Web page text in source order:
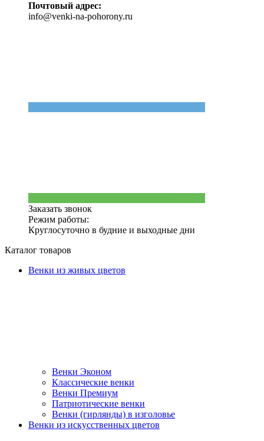
Почтовый адрес:
info@venki-na-pohorony.ru
Заказать звонок
Режим работы:
Круглосуточно в будние и выходные дни
Каталог товаров
Венки из живых цветов
Венки Эконом
Классические венки
Венки Премиум
Патриотические венки
Венки (гирлянды) в изголовье
Венки из искусственных цветов